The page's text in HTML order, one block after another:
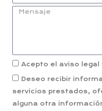
Acepto el aviso legal
Deseo recibir
servicios prestados,
alguna otra